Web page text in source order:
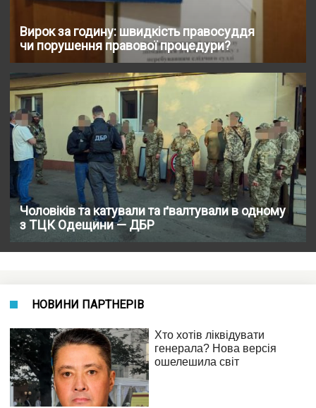
Вирок за годину: швидкість правосуддя
чи порушення правової процедури?
Чоловіків та катували та ґвалтували в одному
з ТЦК Одещини — ДБР
НОВИНИ ПАРТНЕРІВ